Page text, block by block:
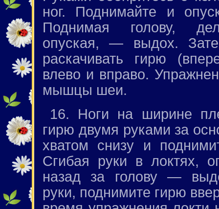
ног. Поднимайте и
Поднимая голову,
опуская, — выдох.
раскачивать гирю
влево и вправо.
мышцы шеи.
16. Ноги на ширине
гирю двумя руками за
хватом снизу и
Сгибая руки в локтях,
назад за голову —
руки, поднимите гирю